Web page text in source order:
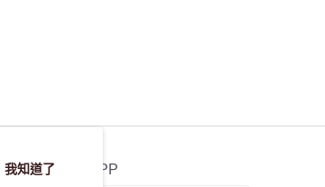
官方APP
我知道了